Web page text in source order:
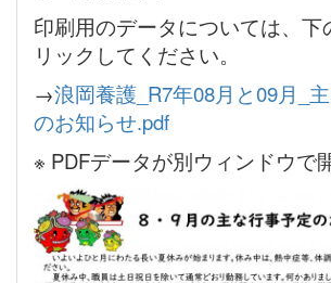
印刷用のデータについては、下
リックしてください。
→浪岡養護_R7年08月と09月_
のお知らせ.pdf
※ PDFデータが別ウィンドウで